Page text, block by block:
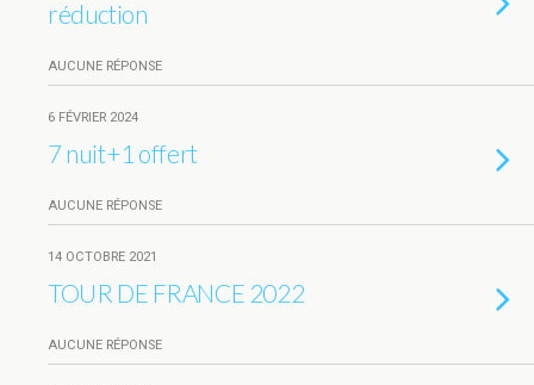
réduction
AUCUNE RÉPONSE
6 FÉVRIER 2024
7 nuit+1 offert
AUCUNE RÉPONSE
14 OCTOBRE 2021
TOUR DE FRANCE 2022
AUCUNE RÉPONSE